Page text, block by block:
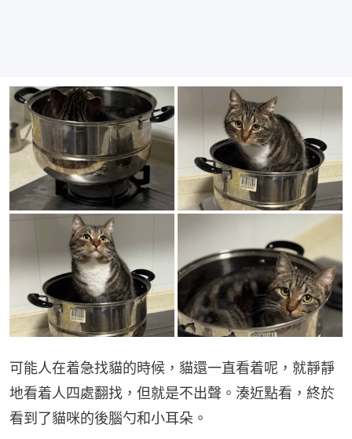
可能人在着急找貓的時候，貓還一直看着呢，就靜靜
地看着人四處翻找，但就是不出聲。湊近點看，終於
看到了貓咪的後腦勺和小耳朵。